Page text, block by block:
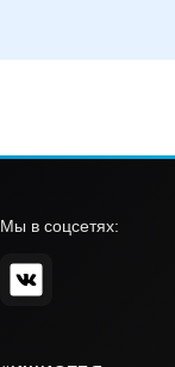
Мы в соцсетях: